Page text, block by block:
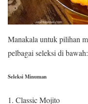
Manakala untuk pilihan
pelbagai seleksi di bawah:
Seleksi Minuman
Classic Mojito